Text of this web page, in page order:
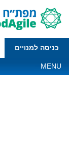
כניסה למנויים
MENU